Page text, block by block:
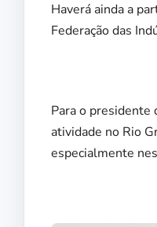
Haverá ainda a
Federação das
Para o presidente
atividade no Rio
especialmente